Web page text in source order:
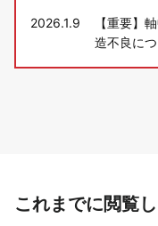
2026.1.9
【重要】
造不良に
これまでに閲覧